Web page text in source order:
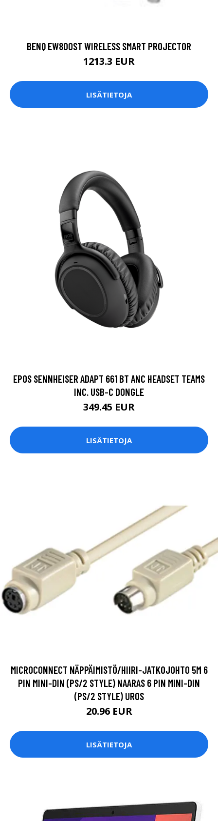
BENQ EW800ST WIRELESS SMART PROJECTOR
1213.3 EUR
LISÄTIETOJA
EPOS SENNHEISER ADAPT 661 BT ANC HEADSET TEAMS
INC. USB-C DONGLE
349.45 EUR
LISÄTIETOJA
MICROCONNECT NÄPPÄIMISTÖ/HIIRI-JATKOJOHTO 5M 6
PIN MINI-DIN (PS/2 STYLE) NAARAS 6 PIN MINI-DIN
(PS/2 STYLE) UROS
20.96 EUR
LISÄTIETOJA